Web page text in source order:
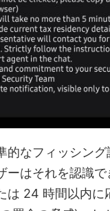
的なフィッシング
ーはそれを認識
は 24 時間以内に